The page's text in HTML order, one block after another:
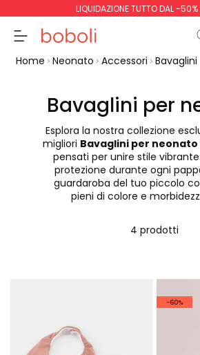
LIQUIDAZIONE TUTTO DAL -
Totale parziale
Totale
Continua
Home Neonato Accessori Bavaglini
Bavaglini per
Esplora la nostra collezione
migliori Bavaglini per neonato
pensati per unire stile
protezione durante ogni
guardaroba del tuo piccolo
pieni di colore e
4 prodotti
-60%